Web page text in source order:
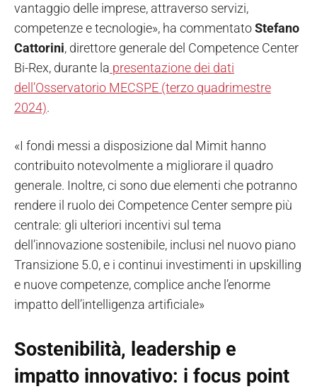
vantaggio delle imprese, attraverso servizi,
competenze e tecnologie», ha commentatoStefano
Cattorini, direttore generale del Competence Center
Bi-Rex, durante la presentazione dei dati
dell’Osservatorio MECSPE (terzo quadrimestre
2024).
«I fondi messi a disposizione dal Mimit hanno
contribuito notevolmente a migliorare il quadro
generale. Inoltre, ci sono due elementi che potranno
rendere il ruolo dei Competence Center sempre più
centrale: gli ulteriori incentivi sul tema
dell’innovazione sostenibile, inclusi nel nuovo piano
Transizione 5.0, e i continui investimenti in upskilling
e nuove competenze, complice anche l’enorme
impatto dell’intelligenza artificiale»
Sostenibilità, leadership e
impatto innovativo: i focus point